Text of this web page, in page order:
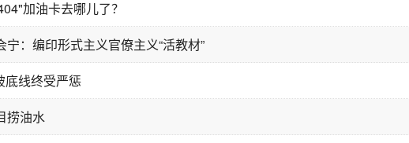
加油卡去哪儿了？
：编印形式主义官僚主义“活教材”
底线终受严惩
捞油水